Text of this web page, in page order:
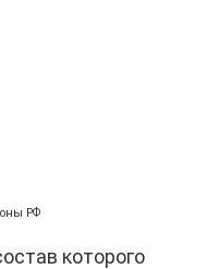
РФ
которого